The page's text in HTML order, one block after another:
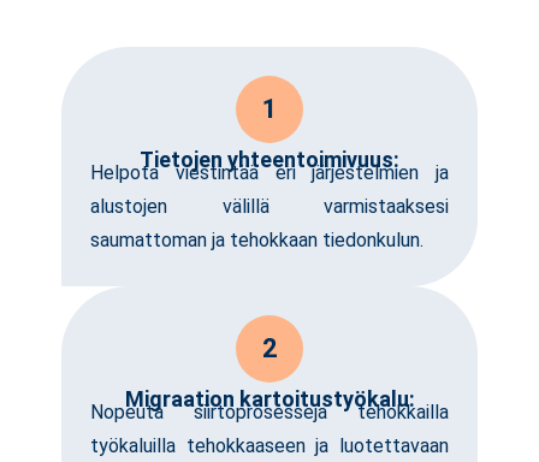
1
Tietojen yhteentoimivuus:
Helpota viestintää eri järjestelmien ja
alustojen välillä varmistaaksesi
saumattoman ja tehokkaan tiedonkulun.
2
Migraation kartoitustyökalu:
Nopeuta siirtoprosesseja tehokkailla
työkaluilla tehokkaaseen ja luotettavaan